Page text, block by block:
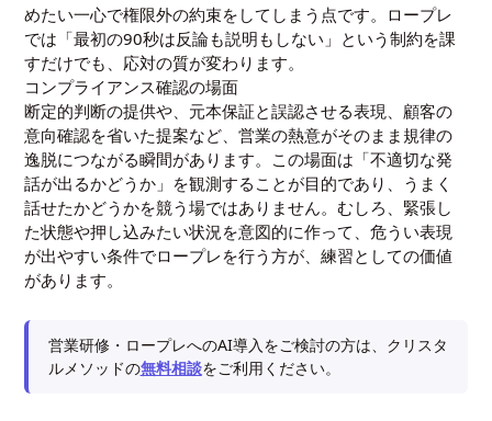
めたい一心で権限外の約束をしてしまう点です。ロープレ
では「最初の90秒は反論も説明もしない」という制約を課
すだけでも、応対の質が変わります。
コンプライアンス確認の場面
断定的判断の提供や、元本保証と誤認させる表現、顧客の
意向確認を省いた提案など、営業の熱意がそのまま規律の
逸脱につながる瞬間があります。この場面は「不適切な発
話が出るかどうか」を観測することが目的であり、うまく
話せたかどうかを競う場ではありません。むしろ、緊張し
た状態や押し込みたい状況を意図的に作って、危うい表現
が出やすい条件でロープレを行う方が、練習としての価値
があります。
営業研修・ロープレへのAI導入をご検討の方は、クリスタ
ルメソッドの無料相談をご利用ください。